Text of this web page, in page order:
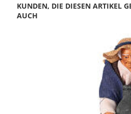
KUNDEN, DIE DIESEN ARTIKEL
AUCH